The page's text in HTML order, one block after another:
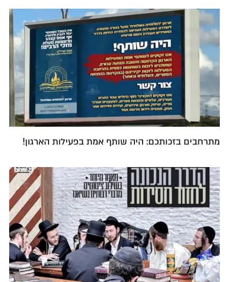
מתרחבים בזכותכם: היה שותף אמת בפעילות הארגון!